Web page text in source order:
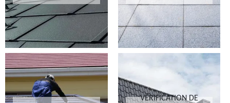
VÉRIFICATION DE